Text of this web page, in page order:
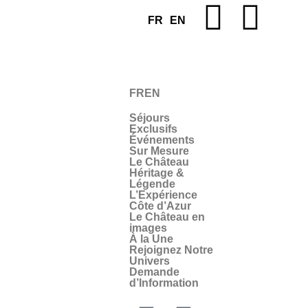
FR EN
FR EN
Séjours
Exclusifs
Événements
Sur Mesure
Le Château
Héritage &
Légende
L’Expérience
Côte d’Azur
Le Château en
images
À la Une
Rejoignez Notre
Univers
Demande
d’Information